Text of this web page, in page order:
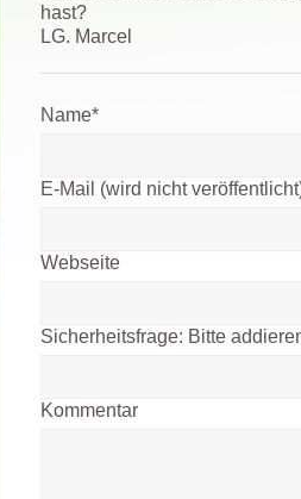
hast?
LG. Marcel
Name*
E-Mail (wird nicht
Webseite
Sicherheitsfrage: Bitte
Kommentar